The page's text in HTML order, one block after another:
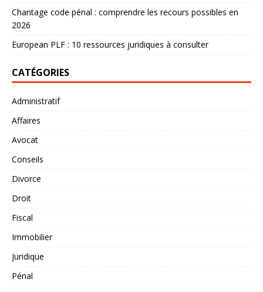
Chantage code pénal : comprendre les recours possibles en
2026
European PLF : 10 ressources juridiques à consulter
CATÉGORIES
Administratif
Affaires
Avocat
Conseils
Divorce
Droit
Fiscal
Immobilier
Juridique
Pénal